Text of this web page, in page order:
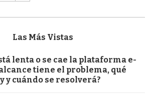
Las Más Vistas
lenta o se cae la plataforma e-
alcance tiene el problema, qué
y cuándo se resolverá?